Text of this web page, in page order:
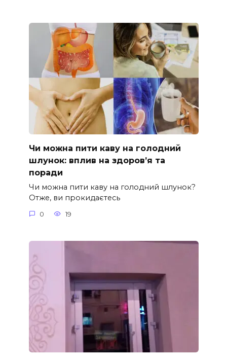
Чи можна пити каву на голодний
шлунок: вплив на здоров’я та
поради
Чи можна пити каву на голодний шлунок?
Отже, ви прокидаєтесь
0 19